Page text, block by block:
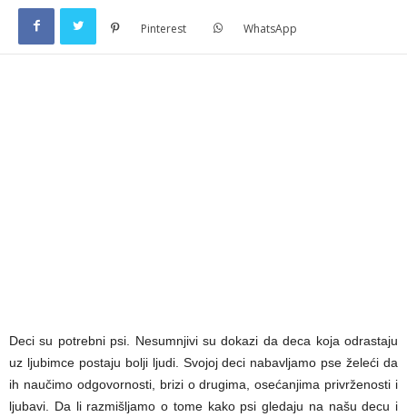
Pinterest WhatsApp
Deci su potrebni psi. Nesumnjivi su dokazi da deca koja odrastaju
uz ljubimce postaju bolji ljudi. Svojoj deci nabavljamo pse želeći da
ih naučimo odgovornosti, brizi o drugima, osećanjima privrženosti i
ljubavi. Da li razmišljamo o tome kako psi gledaju na našu decu i